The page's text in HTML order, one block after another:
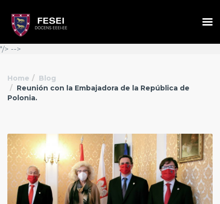
"/> -->
Home
Blog
Reunión con la Embajadora de la República de
Polonia.